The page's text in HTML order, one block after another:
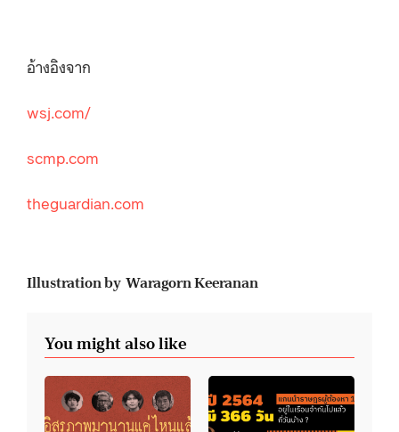
อ้างอิงจาก
wsj.com/
scmp.com
theguardian.com
Illustration by Waragorn Keeranan
You might also like